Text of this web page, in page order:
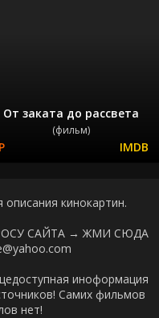
От заката до рассвета
(фильм)
кинокартин.
САЙТА → ЖМИ СЮДА
иноформация
Самих фильмов
нет!